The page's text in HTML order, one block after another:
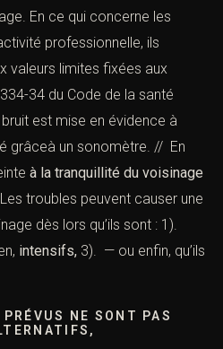
En ce qui concerne les
professionnelle, ils
valeurs limites fixées aux
34 du Code de la santé
est mise en évidence à
grâceà un sonomètre. // En
à la tranquillité du voisinage
. Les troubles peuvent causer une
dès lors qu’ils sont : 1).
intensifs, 3). — ou enfin, qu’ils
NE SONT PAS